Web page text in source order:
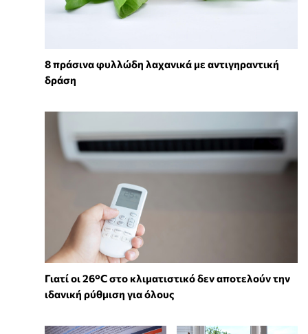
8 πράσινα φυλλώδη λαχανικά με αντιγηραντική
δράση
Γιατί οι 26°C στο κλιματιστικό δεν αποτελούν την
ιδανική ρύθμιση για όλους